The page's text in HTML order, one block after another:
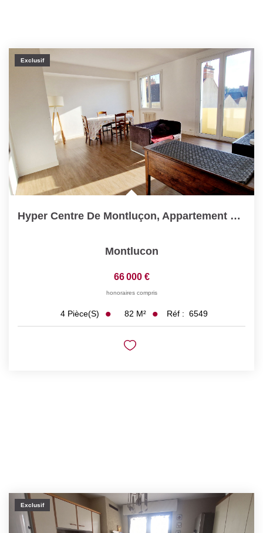
Exclusif
Hyper Centre De Montluçon, Appartement F4 (82 M²)
Montlucon
66 000 €
honoraires compris
4 Pièce(s) 82 M² Réf : 6549
Exclusif